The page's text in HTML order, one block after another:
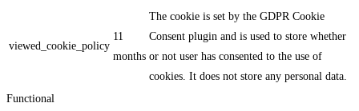
viewed_cookie_policy
11
months
The cookie is set by the GDPR Cookie
Consent plugin and is used to store whether
or not user has consented to the use of
cookies. It does not store any personal data.
Functional